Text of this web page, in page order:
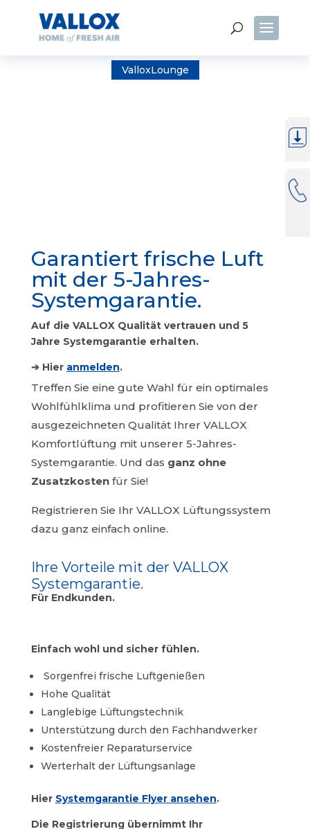
Garantiert frische Luft
mit der 5-Jahres-
Systemgarantie.
Auf die VALLOX Qualität vertrauen und 5
Jahre Systemgarantie erhalten.
➔ Hier anmelden.
Treffen Sie eine gute Wahl für ein optimales
Wohlfühlklima und profitieren Sie von der
ausgezeichneten Qualität Ihrer VALLOX
Komfortlüftung mit unserer 5-Jahres-
Systemgarantie. Und das ganz ohne
Zusatzkostenfür Sie!
Registrieren Sie Ihr VALLOX Lüftungssystem
dazu ganz einfach online.
Ihre Vorteile mit der VALLOX
Systemgarantie.
Für Endkunden.
Einfach wohl und sicher fühlen.
Sorgenfrei frische Luftgenießen
Hohe Qualität
Langlebige Lüftungstechnik
Unterstützung durch den Fachhandwerker
Kostenfreier Reparaturservice
Werterhalt der Lüftungsanlage
Hier Systemgarantie Flyer ansehen.
Die Registrierung übernimmt Ihr
ValloxLounge